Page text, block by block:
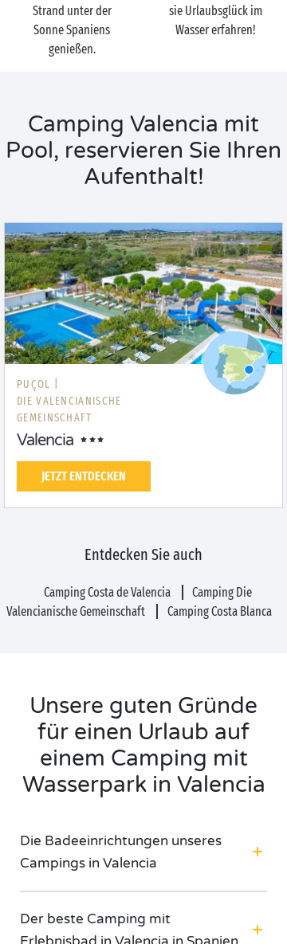
Strand unter der
Sonne Spaniens
genießen.
sie Urlaubsglück im
Wasser erfahren!
Camping Valencia mit
Pool, reservieren Sie Ihren
Aufenthalt!
PUÇOL |
DIE VALENCIANISCHE
GEMEINSCHAFT
Valencia
JETZT ENTDECKEN
Entdecken Sie auch
Camping Costa de Valencia
Camping Die
Valencianische Gemeinschaft
Camping Costa Blanca
Unsere guten Gründe
für einen Urlaub auf
einem Camping mit
Wasserpark in Valencia
Die Badeeinrichtungen unseres
Campings in Valencia
Der beste Camping mit